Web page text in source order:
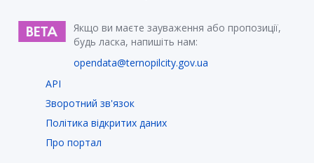
Якщо ви маєте зауваження або пропозиції,
будь ласка, напишіть нам:
opendata@ternopilcity.gov.ua
API
Зворотний зв'язок
Політика відкритих даних
Про портал